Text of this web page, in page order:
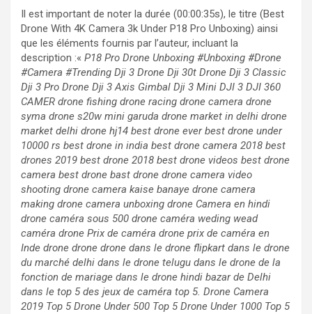
Il est important de noter la durée (00:00:35s), le titre (Best
Drone With 4K Camera 3k Under P18 Pro Unboxing) ainsi
que les éléments fournis par l’auteur, incluant la
description :« P18 Pro Drone Unboxing #Unboxing #Drone
#Camera #Trending Dji 3 Drone Dji 30t Drone Dji 3 Classic
Dji 3 Pro Drone Dji 3 Axis Gimbal Dji 3 Mini DJI 3 DJI 360
CAMER drone fishing drone racing drone camera drone
syma drone s20w mini garuda drone market in delhi drone
market delhi drone hj14 best drone ever best drone under
10000 rs best drone in india best drone camera 2018 best
drones 2019 best drone 2018 best drone videos best drone
camera best drone bast drone drone camera video
shooting drone camera kaise banaye drone camera
making drone camera unboxing drone Camera en hindi
drone caméra sous 500 drone caméra weding wead
caméra drone Prix de caméra drone prix de caméra en
Inde drone drone drone dans le drone flipkart dans le drone
du marché delhi dans le drone telugu dans le drone de la
fonction de mariage dans le drone hindi bazar de Delhi
dans le top 5 des jeux de caméra top 5. Drone Camera
2019 Top 5 Drone Under 500 Top 5 Drone Under 1000 Top 5